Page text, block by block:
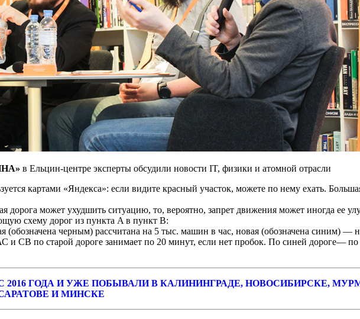
в Ельцин-центре эксперты обсудили новости IT, физики и атомной отрасли
картами «Яндекса»: если видите красный участок, можете по нему ехать.
дорога может ухудшить ситуацию, то, вероятно, запрет движения может иногда ее
схему дорог из пункта A в пункт B:
(обозначена черным) рассчитана на 5 тыс. машин в час, новая (обозначена синим)
и СВ по старой дороге занимает по 20 минут, если нет пробок. По синей дороге—
2016 ГОДА И УЖЕ ПОБЫВАЛИ В КАЛИНИНГРАДЕ, НОВОСИБИРСКЕ,
И МИНСКЕ